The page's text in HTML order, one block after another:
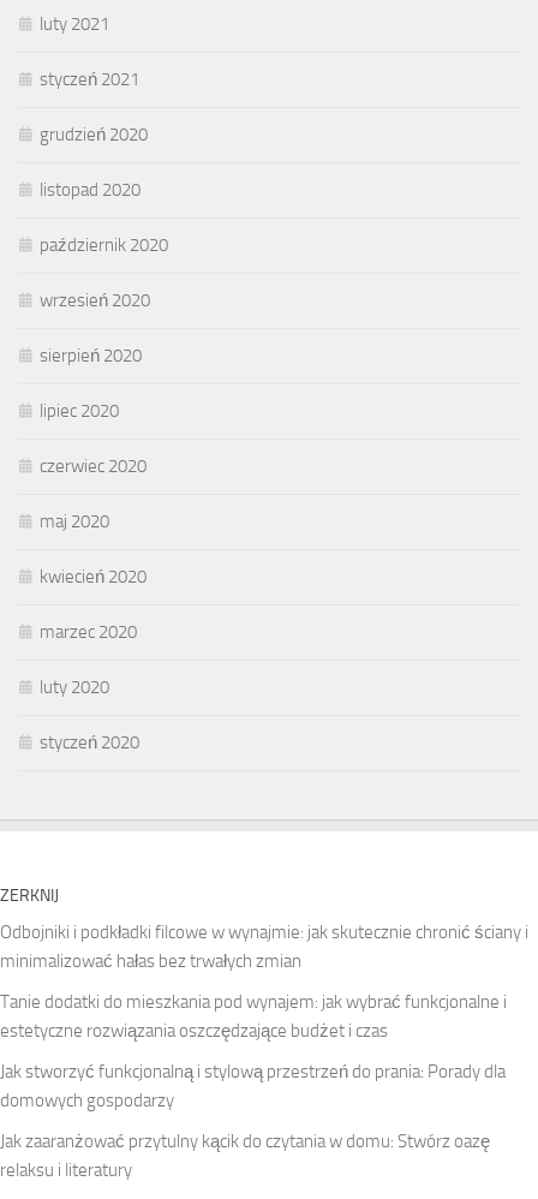
luty 2021
styczeń 2021
grudzień 2020
listopad 2020
październik 2020
wrzesień 2020
sierpień 2020
lipiec 2020
czerwiec 2020
maj 2020
kwiecień 2020
marzec 2020
luty 2020
styczeń 2020
ZERKNIJ
Odbojniki i podkładki filcowe w wynajmie: jak skutecznie chronić ściany i
minimalizować hałas bez trwałych zmian
Tanie dodatki do mieszkania pod wynajem: jak wybrać funkcjonalne i
estetyczne rozwiązania oszczędzające budżet i czas
Jak stworzyć funkcjonalną i stylową przestrzeń do prania: Porady dla
domowych gospodarzy
Jak zaaranżować przytulny kącik do czytania w domu: Stwórz oazę
relaksu i literatury